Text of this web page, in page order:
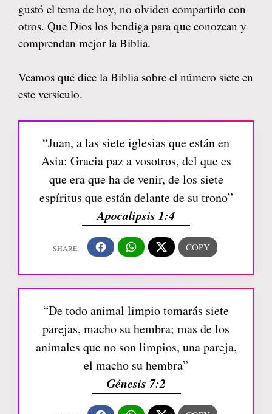
gustó el tema de hoy, no olviden compartirlo con
otros. Que Dios los bendiga para que conozcan y
comprendan mejor la Biblia.
Veamos qué dice la Biblia sobre el número siete en
este versículo.
“Juan, a las siete iglesias que están en
Asia: Gracia paz a vosotros, del que es
que era que ha de venir, de los siete
espíritus que están delante de su trono”
Apocalipsis 1:4
“De todo animal limpio tomarás siete
parejas, macho su hembra; mas de los
animales que no son limpios, una pareja,
el macho su hembra”
Génesis 7:2